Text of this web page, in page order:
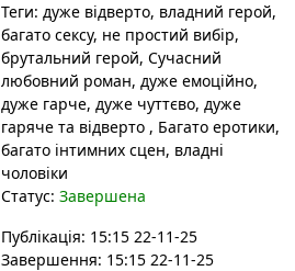
Теги: дуже відверто, владний герой,
багато сексу, не простий вибір,
брутальний герой, Сучасний
любовний роман, дуже емоційно,
дуже гарче, дуже чуттєво, дуже
гаряче та відверто , Багато еротики,
багато інтимних сцен, владні
чоловіки
Статус: Завершена
Публікація: 15:15 22-11-25
Завершення: 15:15 22-11-25